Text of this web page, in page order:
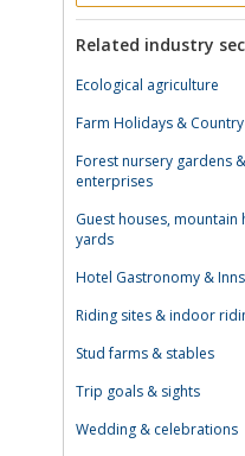
Related industry
Ecological agriculture
Farm Holidays &
Forest nursery gardens
enterprises
Guest houses, mountain
yards
Hotel Gastronomy & Inns
Riding sites & indoor
Stud farms & stables
Trip goals & sights
Wedding & celebrations